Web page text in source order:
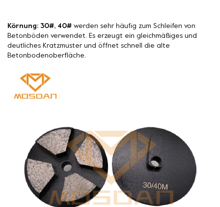
Körnung: 30#, 40# werden sehr häufig zum Schleifen von
Betonböden verwendet. Es erzeugt ein gleichmäßiges und
deutliches Kratzmuster und öffnet schnell die alte
Betonbodenoberfläche.